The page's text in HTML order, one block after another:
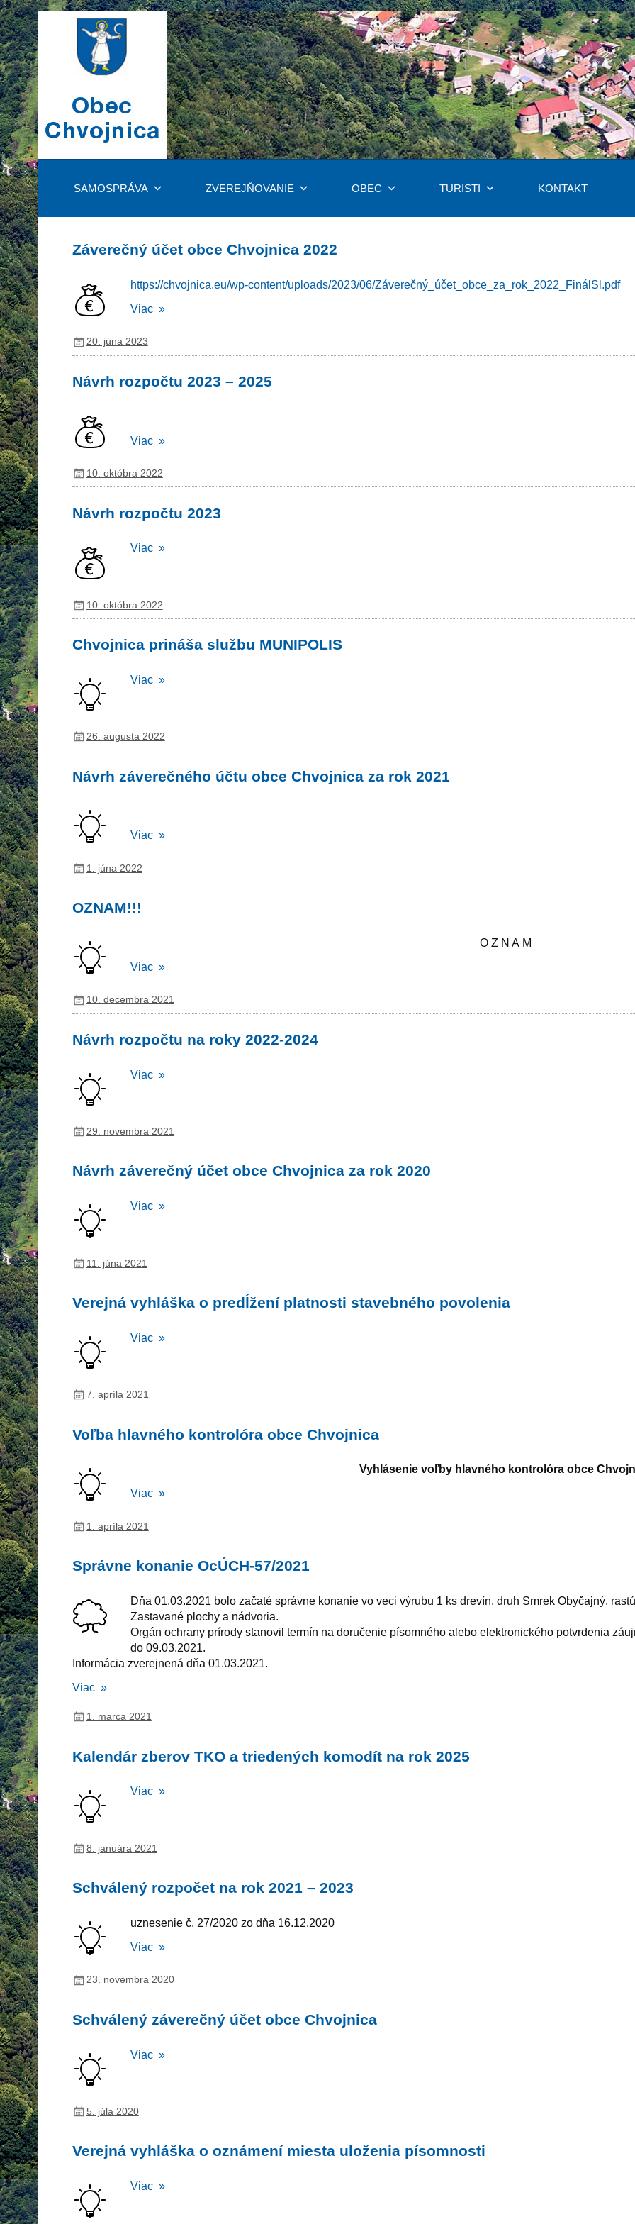
SAMOSPRÁVA ZVEREJŇOVANIE OBEC TURISTI KONTAKT
Záverečný účet obce Chvojnica 2022
https://chvojnica.eu/wp-content/uploads/2023/06/Záverečný_účet_obce_za_rok_2022_FinálSl.pdf
Viac »
20. júna 2023
Návrh rozpočtu 2023 – 2025
Viac »
10. októbra 2022
Návrh rozpočtu 2023
Viac »
10. októbra 2022
Chvojnica prináša službu MUNIPOLIS
Viac »
26. augusta 2022
Návrh záverečného účtu obce Chvojnica za rok 2021
Viac »
1. júna 2022
OZNAM!!!
O Z N A M
Viac »
10. decembra 2021
Návrh rozpočtu na roky 2022-2024
Viac »
29. novembra 2021
Návrh záverečný účet obce Chvojnica za rok 2020
Viac »
11. júna 2021
Verejná vyhláška o predĺžení platnosti stavebného povolenia
Viac »
7. apríla 2021
Voľba hlavného kontrolóra obce Chvojnica
Vyhlásenie voľby hlavného kontrolóra obce
Viac »
1. apríla 2021
Správne konanie OcÚCH-57/2021
Dňa 01.03.2021 bolo začaté správne konanie vo veci výrubu 1 ks drevín, druh Smrek Obyčajný,
Zastavané plochy a nádvoria.
Orgán ochrany prírody stanovil termín na doručenie písomného alebo elektronického potvrdenia
do 09.03.2021.
Informácia zverejnená dňa 01.03.2021.
Viac »
1. marca 2021
Kalendár zberov TKO a triedených komodít na rok 2025
Viac »
8. januára 2021
Schválený rozpočet na rok 2021 – 2023
uznesenie č. 27/2020 zo dňa 16.12.2020
Viac »
23. novembra 2020
Schválený záverečný účet obce Chvojnica
Viac »
5. júla 2020
Verejná vyhláška o oznámení miesta uloženia písomnosti
Viac »